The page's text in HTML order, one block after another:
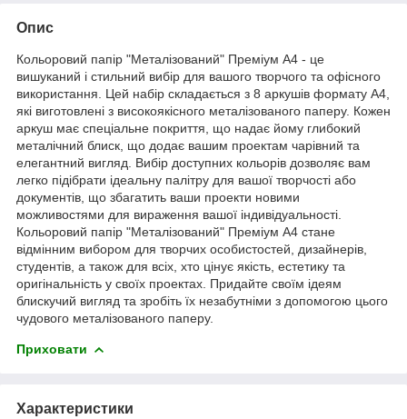
Опис
Кольоровий папір "Металізований" Преміум А4 - це
вишуканий і стильний вибір для вашого творчого та офісного
використання. Цей набір складається з 8 аркушів формату А4,
які виготовлені з високоякісного металізованого паперу. Кожен
аркуш має спеціальне покриття, що надає йому глибокий
металічний блиск, що додає вашим проектам чарівний та
елегантний вигляд. Вибір доступних кольорів дозволяє вам
легко підібрати ідеальну палітру для вашої творчості або
документів, що збагатить ваши проекти новими
можливостями для вираження вашої індивідуальності.
Кольоровий папір "Металізований" Преміум А4 стане
відмінним вибором для творчих особистостей, дизайнерів,
студентів, а також для всіх, хто цінує якість, естетику та
оригінальність у своїх проектах. Придайте своїм ідеям
блискучий вигляд та зробіть їх незабутніми з допомогою цього
чудового металізованого паперу.
Приховати
Характеристики